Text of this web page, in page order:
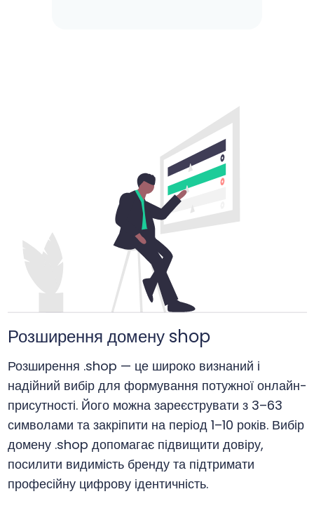
Розширення домену shop
Розширення .shop — це широко визнаний і
надійний вибір для формування потужної онлайн-
присутності. Його можна зареєструвати з 3–63
символами та закріпити на період 1–10 років. Вибір
домену .shop допомагає підвищити довіру,
посилити видимість бренду та підтримати
професійну цифрову ідентичність.